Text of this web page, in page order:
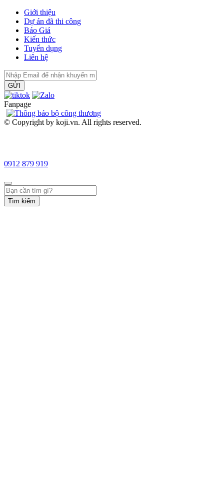
Giới thiệu
Dự án đã thi công
Báo Giá
Kiến thức
Tuyển dụng
Liên hệ
GỬI
Fanpage
© Copyright by koji.vn. All rights reserved.
0912 879 919
Tìm kiếm